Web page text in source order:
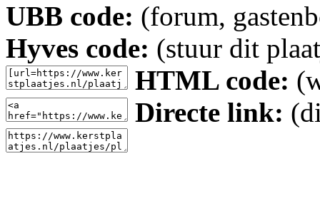
UBB code: (forum,
Hyves code: (stuur dit
HTML code:
Directe link: